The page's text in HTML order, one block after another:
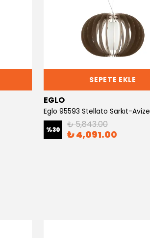
SEPETE EKLE
EGLO
Eglo 95593 Stellato Sarkıt-Avize
%30 ₺ 5,843.00
₺ 4,091.00